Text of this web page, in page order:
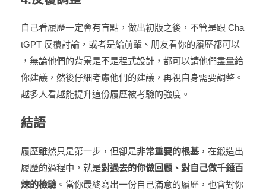
自己看履歷一定會有盲點，做出初版之後，不管是跟 Cha
tGPT 反覆討論，或者是給前輩、朋友看你的履歷都可以
，無論他們的背景是不是程式設計，都可以請他們盡量給
你建議，然後仔細考慮他們的建議，再視自身需要調整。
越多人看越能提升這份履歷被考驗的強度。
結語
履歷雖然只是第一步，但卻是非常重要的根基，在鍛造出
履歷的過程中，就是對過去的你做回顧、對自己做千錘百
煉的檢驗。當你最終寫出一份自己滿意的履歷，也會對你